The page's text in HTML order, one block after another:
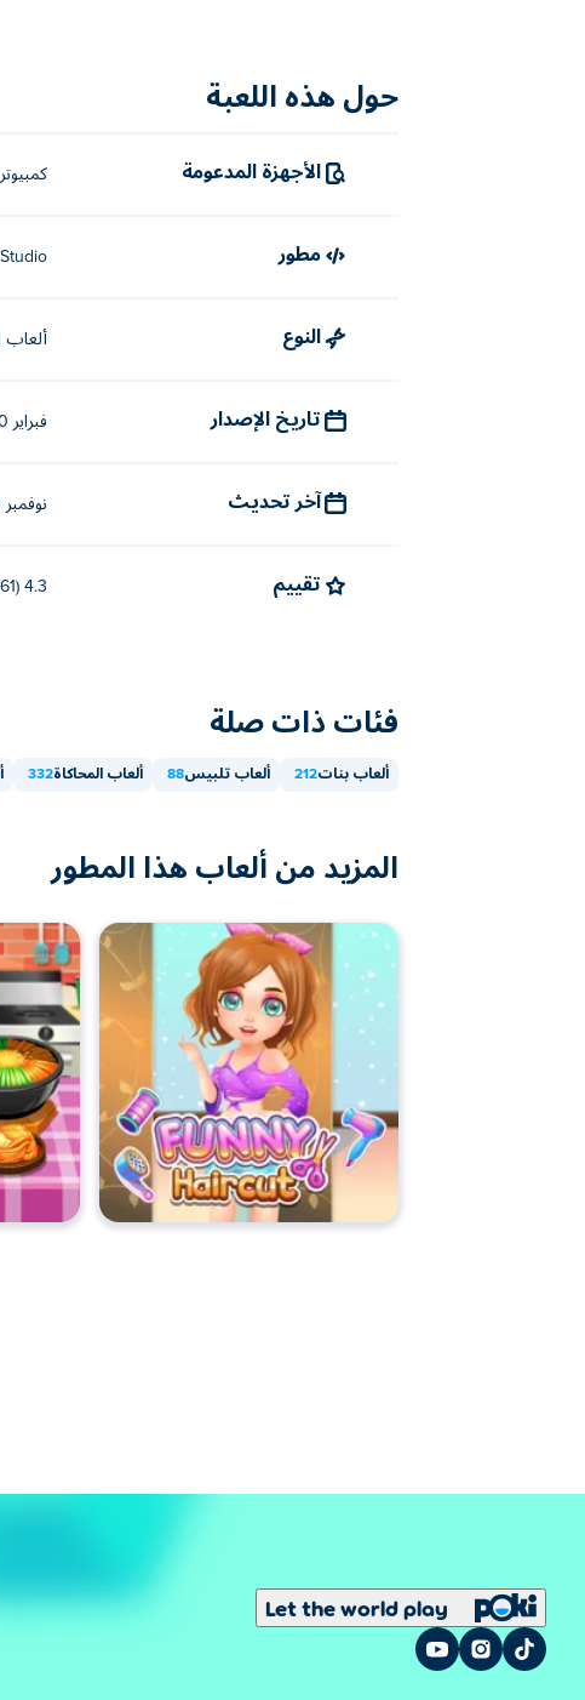
حول هذه اللعبة
الأجهزة المدعومة
مطور
النوع ألعاب
تاريخ الإصدار فبراير 2020
آخر تحديث نوفمبر 2020
تقييم 4.3 (251,961 الأصوات)
فئات ذات صلة
ألعاب بنات212 ألعاب تلبيس88 ألعاب المحاكاة332
المزيد من ألعاب هذا المطور
Let the world play